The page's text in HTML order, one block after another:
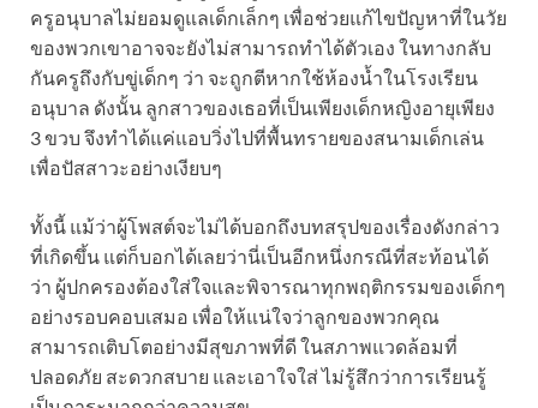
ครูอนุบาลไม่ยอมดูแลเด็กเล็กๆ เพื่อช่วยแก้ไขปัญหาที่ในวัย
ของพวกเขาอาจจะยังไม่สามารถทำได้ตัวเอง ในทางกลับ
กันครูถึงกับขู่เด็กๆ ว่า จะถูกตีหากใช้ห้องน้ำในโรงเรียน
อนุบาล ดังนั้น ลูกสาวของเธอที่เป็นเพียงเด็กหญิงอายุเพียง
3 ขวบ จึงทำได้แค่แอบวิ่งไปที่พื้นทรายของสนามเด็กเล่น
เพื่อปัสสาวะอย่างเงียบๆ
ทั้งนี้ แม้ว่าผู้โพสต์จะไม่ได้บอกถึงบทสรุปของเรื่องดังกล่าว
ที่เกิดขึ้น แต่ก็บอกได้เลยว่านี่เป็นอีกหนึ่งกรณีที่สะท้อนได้
ว่า ผู้ปกครองต้องใส่ใจและพิจารณาทุกพฤติกรรมของเด็กๆ
อย่างรอบคอบเสมอ เพื่อให้แน่ใจว่าลูกของพวกคุณ
สามารถเติบโตอย่างมีสุขภาพที่ดี ในสภาพแวดล้อมที่
ปลอดภัย สะดวกสบาย และเอาใจใส่ ไม่รู้สึกว่าการเรียนรู้